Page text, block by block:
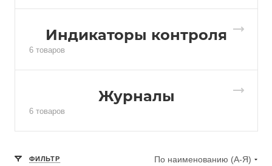
Индикаторы контроля
6 товаров
Журналы
6 товаров
ФИЛЬТР По наименованию (А-Я)